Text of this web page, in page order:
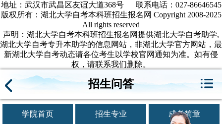
地址：武汉市武昌区友谊大道368号 联系电话：027-86646545
版权所有：湖北大学自考本科班招生报名网 Copyright 2008-2025
All rights reserved
声明：湖北大学自考本科班招生报名网提供湖北大学自考助学,
湖北大学自考专升本助学的信息网站，非湖北大学官方网站，最
新湖北大学自考动态请各位考生以学校官网通知为准。如有侵
权，请联系我们删除。
招生问答
学院首页 招生专业 成考简章